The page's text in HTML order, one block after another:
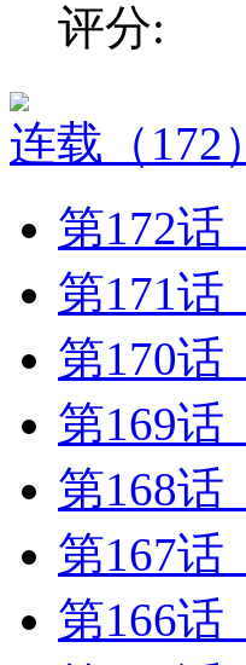
评分:
连载 （172）
第172话
第171话
第170话
第169话
第168话
第167话
第166话